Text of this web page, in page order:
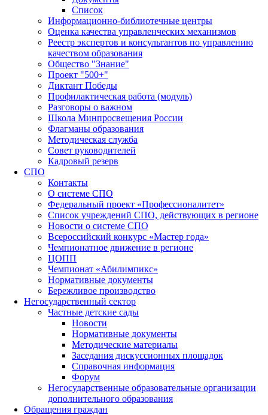
Список
Информационно-библиотечные центры
Оценка качества управленческих механизмов
Реестр экспертов и консультантов по управлению
качеством образования
Общество "Знание"
Проект "500+"
Диктант Победы
Профилактическая работа (модуль)
Разговоры о важном
Школа Минпросвещения России
Флагманы образования
Методическая служба
Совет руководителей
Кадровый резерв
СПО
Контакты
О системе СПО
Федеральный проект «Профессионалитет»
Список учреждений СПО, действующих в регионе
Новости о системе СПО
Всероссийский конкурс «Мастер года»
Чемпионатное движение в регионе
ЦОПП
Чемпионат «Абилимпикс»
Нормативные документы
Бережливое производство
Негосударственный сектор
Частные детские сады
Новости
Нормативные документы
Методические материалы
Заседания дискуссионных площадок
Справочная информация
Форум
Негосударственные образовательные организации
дополнительного образования
Обращения граждан